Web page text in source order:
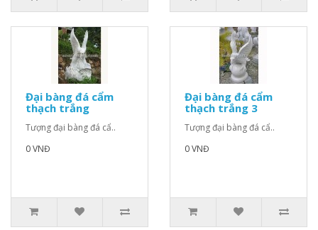
Đại bàng đá cẩm
thạch trắng
Tượng đại bàng đá cẩ..
0 VNĐ
Đại bàng đá cẩm
thạch trắng 3
Tượng đại bàng đá cẩ..
0 VNĐ